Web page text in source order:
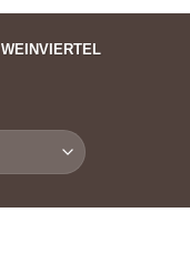
WEINVIERTEL